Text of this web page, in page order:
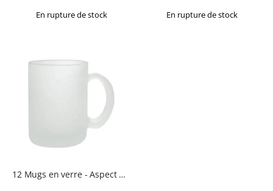
En rupture de stock En rupture de stock
12 Mugs en verre - Aspect givré - ALAMY